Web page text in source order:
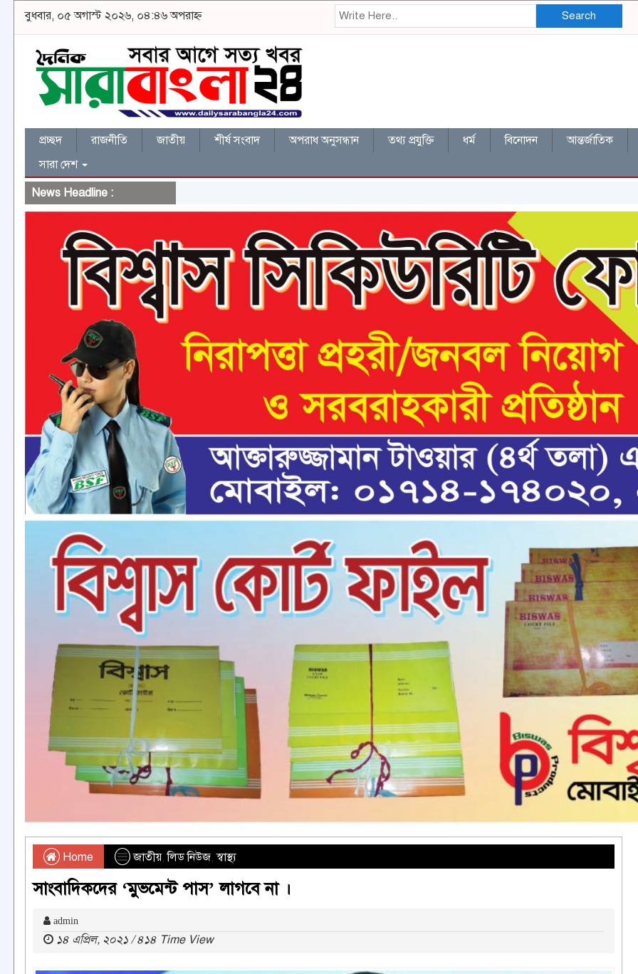
বুধবার, ০৫ অগাস্ট ২০২৬, ০৪:৪৬ অপরাহ্ন Search
প্রচ্ছদ রাজনীতি জাতীয় শীর্ষ সংবাদ অপরাধ অনুসন্ধান তথ্য প্রযুক্তি ধর্ম বিনোদন আন্তর্জাতিক
সারা দেশ
News Headline :
Home জাতীয়,লিড নিউজ,স্বাস্থ্য
সাংবাদিকদের ‘মুভমেন্ট পাস’ লাগবে না ।
admin
১৪ এপ্রিল, ২০২১ / ৪১৪ Time View